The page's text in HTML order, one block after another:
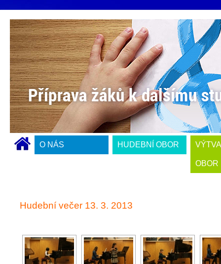
O NÁS HUDEBNÍ OBOR
OBOR
Hudební večer 13. 3. 2013